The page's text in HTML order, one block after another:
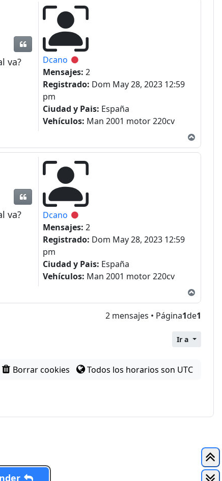
Dcano Desconectado
Mensajes: 2
Registrado: Dom May 28, 2023 12:59
pm
Ciudad y Pais: España
Vehículos: Man 2001 motor 220cv
va?
Dcano Desconectado
Mensajes: 2
Registrado: Dom May 28, 2023 12:59
pm
Ciudad y Pais: España
Vehículos: Man 2001 motor 220cv
Citar
va?
2 mensajes • Página1de1
Ir a
Borrar cookies Todos los horarios son UTC